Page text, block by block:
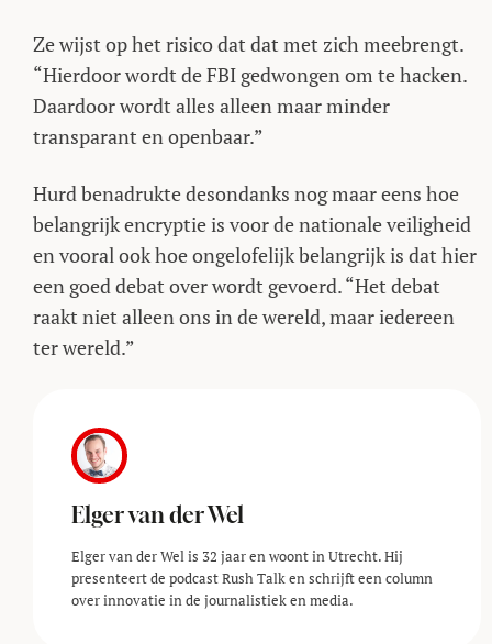
Ze wijst op het risico dat dat met zich meebrengt.
“Hierdoor wordt de FBI gedwongen om te hacken.
Daardoor wordt alles alleen maar minder
transparant en openbaar.”
Hurd benadrukte desondanks nog maar eens hoe
belangrijk encryptie is voor de nationale veiligheid
en vooral ook hoe ongelofelijk belangrijk is dat hier
een goed debat over wordt gevoerd. “Het debat
raakt niet alleen ons in de wereld, maar iedereen
ter wereld.”
Elger van der Wel
Elger van der Wel is 32 jaar en woont in Utrecht. Hij
presenteert de podcast Rush Talk en schrijft een column
over innovatie in de journalistiek en media.